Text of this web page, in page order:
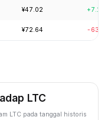
¥47.02
¥72.64 -
LTC
LTC pada tanggal historis